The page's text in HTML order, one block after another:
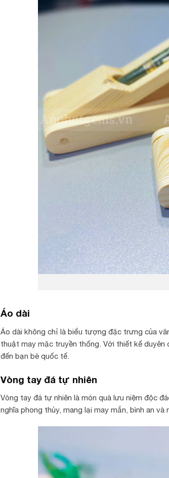
Áo dài
Áo dài không chỉ là biểu tượng đặc trưng của
thuật may mặc truyền thống. Với thiết kế
đến bạn bè quốc tế.
Vòng tay đá tự nhiên
Vòng tay đá tự nhiên là món quà lưu niệm độc
nghĩa phong thủy, mang lại may mắn, bình an